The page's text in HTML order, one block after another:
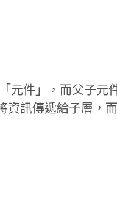
元件」，而父子元
資訊傳遞給子層，